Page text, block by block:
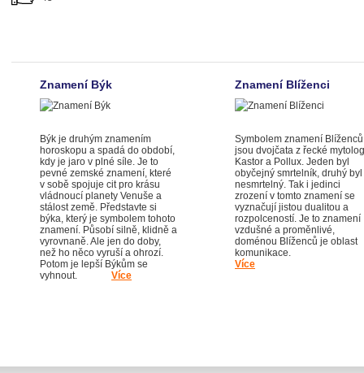
Znamení Býk
Býk je druhým znamením
horoskopu a spadá do období,
kdy je jaro v plné síle. Je to
pevné zemské znamení, které
v sobě spojuje cit pro krásu
vládnoucí planety Venuše a
stálost země. Představte si
býka, který je symbolem tohoto
znamení. Působí silně, klidně a
vyrovnaně. Ale jen do doby,
než ho něco vyruší a ohrozí.
Potom je lepší Býkům se
vyhnout. Více
Znamení Blíženci
Symbolem znamení Blíženců
jsou dvojčata z řecké
Kastor a Pollux. Jeden byl
obyčejný smrtelník, druhý byl
nesmrtelný. Tak i jedinci
zrození v tomto znamení se
vyznačují jistou dualitou a
rozpolceností. Je to znamení
vzdušné a proměnlivé,
doménou Blíženců je oblast
Více